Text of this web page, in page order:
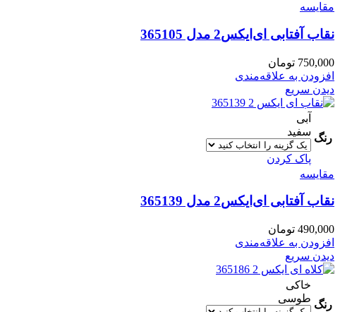
مقایسه
نقاب آفتابی ای‌ایکس2 مدل 365105
750,000 تومان
افزودن به علاقه‌مندی
دیدن سریع
رنگ
آبی
سفید
پاک کردن
مقایسه
نقاب آفتابی ای‌ایکس2 مدل 365139
490,000 تومان
افزودن به علاقه‌مندی
دیدن سریع
رنگ
خاکی
طوسی